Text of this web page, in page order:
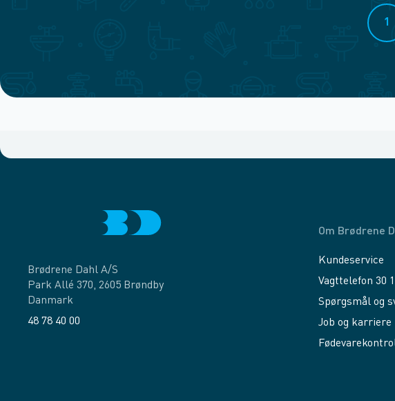
1
Brødrene Dahl A/S
Park Allé 370, 2605 Brøndby
Danmark
48 78 40 00
Om Brødrene
Kundeservice
Vagttelefon 30
Spørgsmål og
Job og karriere